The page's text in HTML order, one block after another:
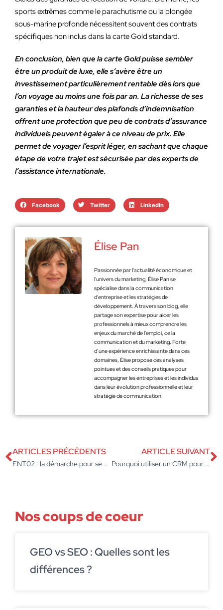
sports extrêmes comme le parachutisme ou la plongée
sous-marine profonde nécessitent souvent des contrats
spécifiques non inclus dans la carte Gold standard.
En conclusion, bien que la carte Gold puisse sembler
être un produit de luxe, elle s’avère être un
investissement particulièrement rentable dès lors que
l’on voyage au moins une fois par an. La richesse de ses
garanties et la hauteur des plafonds d’indemnisation
offrent une protection que peu de contrats d’assurance
individuels peuvent égaler à ce niveau de prix. Elle
permet de voyager l’esprit léger, en sachant que chaque
étape de votre trajet est sécurisée par des experts de
l’assistance internationale.
Facebook Twitter LinkedIn
Élise Pan
Passionnée par l'actualité économique et
l'univers du marketing, Élise Pan se
spécialise dans la communication
d'entreprise et les stratégies de
développement. À travers son blog, elle
partage son expertise pour aider les
professionnels à mieux comprendre les
enjeux du marché de l'emploi, de la
communication et du marketing. Forte
d’une expérience enrichissante dans ces
domaines, Élise propose des analyses
pointues et des conseils pratiques pour
accompagner les entreprises et les individus
dans leur évolution professionnelle et leur
stratégie de communication.
ARTICLES PRÉCÉDENTS
ENT02 : la démarche pour se connecter à l’espace numérique de l’Aisne
ARTICLE SUIVANT
Pourquoi utiliser un CRM pour les associations : fonctionnalités, avantages et cas d’usage
Nos coups de coeur
GEO vs SEO : Quelles sont les
différences ?